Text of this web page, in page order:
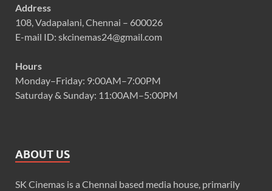
Address
108, Vadapalani, Chennai – 600026
E-mail ID: skcinemas24@gmail.com
Hours
Monday–Friday: 9:00AM–7:00PM
Saturday & Sunday: 11:00AM–5:00PM
ABOUT US
SK Cinemas is a Chennai based media house, primarily